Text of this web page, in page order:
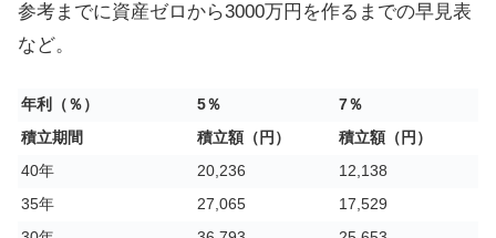
参考までに資産ゼロから3000万円を作るまでの早見表
など。
年利（％） 5％
7％
積立期間
積立額（円）
積立額（円）
40年
20,236
12,138
35年
27,065
17,529